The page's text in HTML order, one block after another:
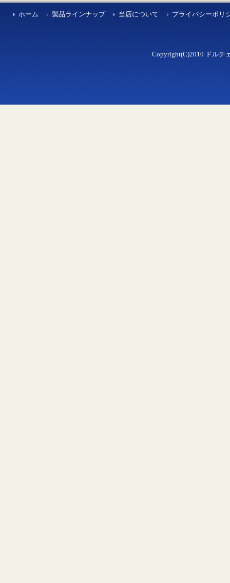
ホーム 製品ラインナップ 当店について プライバシーポリ
Copyright(C)2010 ドルチ